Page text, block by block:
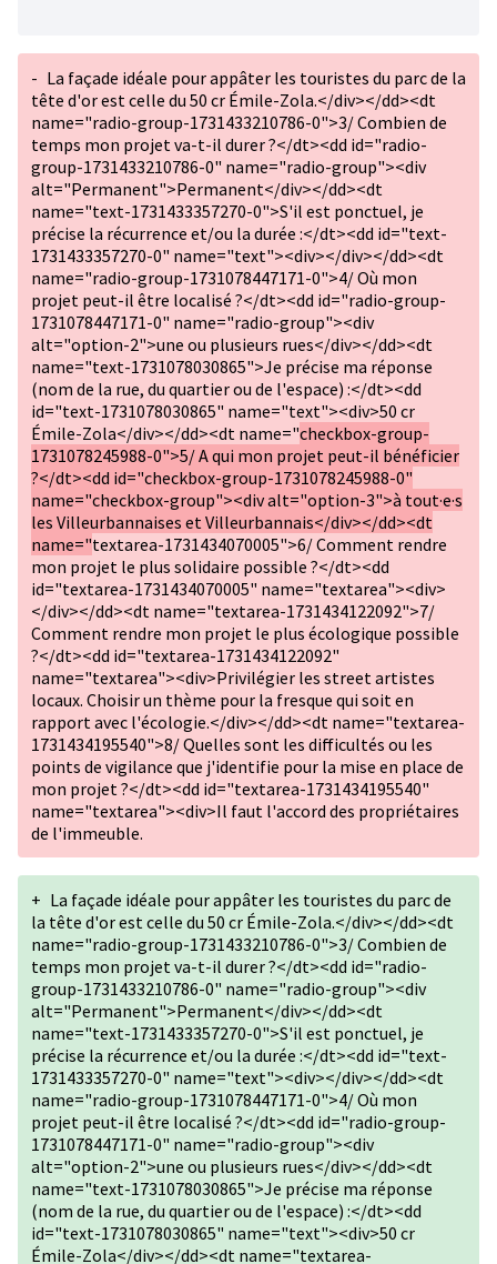
- La façade idéale pour appâter les touristes du parc de la
tête d'or est celle du 50 cr Émile-Zola.</div></dd><dt
name="radio-group-1731433210786-0">3/ Combien de
temps mon projet va-t-il durer ?</dt><dd id="radio-
group-1731433210786-0" name="radio-group"><div
alt="Permanent">Permanent</div></dd><dt
name="text-1731433357270-0">S'il est ponctuel, je
précise la récurrence et/ou la durée :</dt><dd id="text-
1731433357270-0" name="text"><div></div></dd><dt
name="radio-group-1731078447171-0">4/ Où mon
projet peut-il être localisé ?</dt><dd id="radio-group-
1731078447171-0" name="radio-group"><div
alt="option-2">une ou plusieurs rues</div></dd><dt
name="text-1731078030865">Je précise ma réponse
(nom de la rue, du quartier ou de l'espace) :</dt><dd
id="text-1731078030865" name="text"><div>50 cr
Émile-Zola</div></dd><dt name="checkbox-group-
1731078245988-0">5/ A qui mon projet peut-il bénéficier
?</dt><dd id="checkbox-group-1731078245988-0"
name="checkbox-group"><div alt="option-3">à tout·e·s
les Villeurbannaises et Villeurbannais</div></dd><dt
name="textarea-1731434070005">6/ Comment rendre
mon projet le plus solidaire possible ?</dt><dd
id="textarea-1731434070005" name="textarea"><div>
</div></dd><dt name="textarea-1731434122092">7/
Comment rendre mon projet le plus écologique possible
?</dt><dd id="textarea-1731434122092"
name="textarea"><div>Privilégier les street artistes
locaux. Choisir un thème pour la fresque qui soit en
rapport avec l'écologie.</div></dd><dt name="textarea-
1731434195540">8/ Quelles sont les difficultés ou les
points de vigilance que j'identifie pour la mise en place de
mon projet ?</dt><dd id="textarea-1731434195540"
name="textarea"><div>Il faut l'accord des propriétaires
de l'immeuble.
+ La façade idéale pour appâter les touristes du parc de
la tête d'or est celle du 50 cr Émile-Zola.</div></dd><dt
name="radio-group-1731433210786-0">3/ Combien de
temps mon projet va-t-il durer ?</dt><dd id="radio-
group-1731433210786-0" name="radio-group"><div
alt="Permanent">Permanent</div></dd><dt
name="text-1731433357270-0">S'il est ponctuel, je
précise la récurrence et/ou la durée :</dt><dd id="text-
1731433357270-0" name="text"><div></div></dd><dt
name="radio-group-1731078447171-0">4/ Où mon
projet peut-il être localisé ?</dt><dd id="radio-group-
1731078447171-0" name="radio-group"><div
alt="option-2">une ou plusieurs rues</div></dd><dt
name="text-1731078030865">Je précise ma réponse
(nom de la rue, du quartier ou de l'espace) :</dt><dd
id="text-1731078030865" name="text"><div>50 cr
Émile-Zola</div></dd><dt name="textarea-